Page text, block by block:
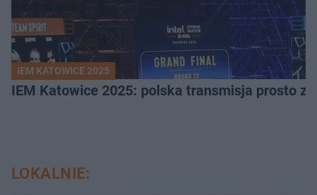
IEM KATOWICE 2025
IEM Katowice 2025: polska transmisja prosto
LOKALNIE: